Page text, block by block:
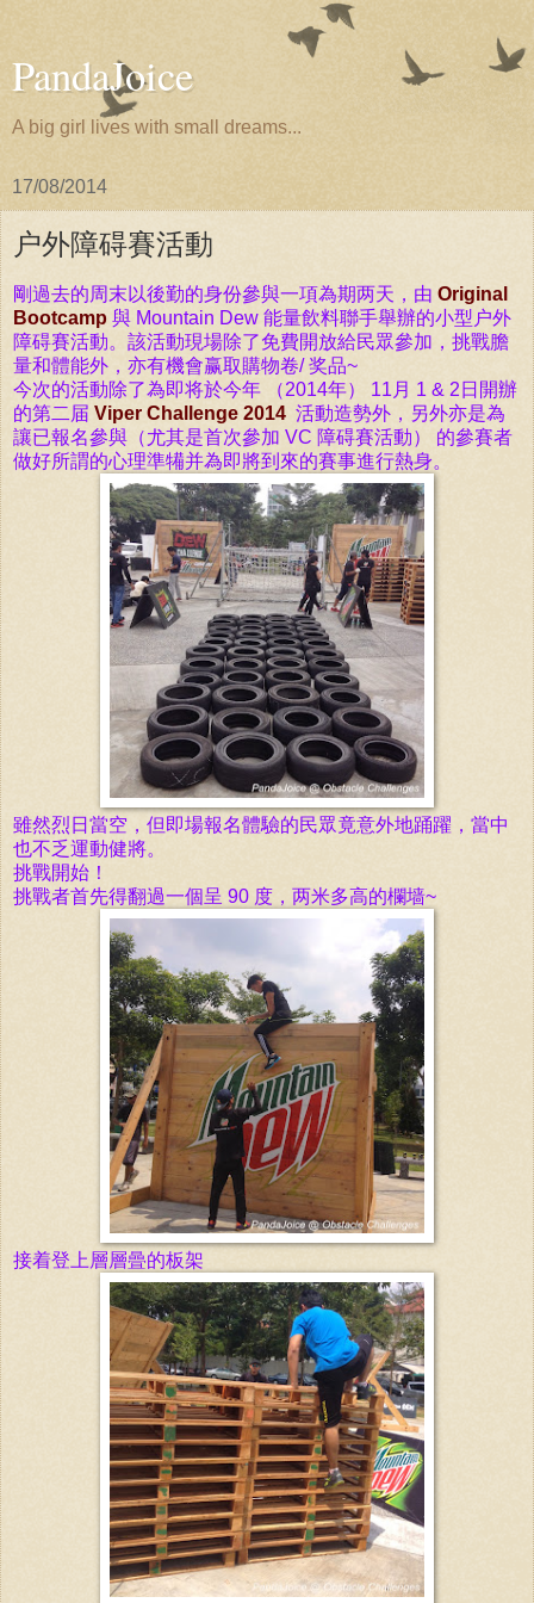
PandaJoice
A big girl lives with small dreams...
17/08/2014
户外障碍賽活動
剛過去的周末以後勤的身份參與一項為期两天， 由 Original
Bootcamp 與 Mountain Dew 能量飲料聯手舉辦的小型户外
障碍賽活動。該活動現場除了免費開放給民眾參加，挑戰膽
量和體能外，亦有機會赢取購物卷/ 奖品~
今次的活動除了為即将於今年 （2014年） 11月 1 & 2日開辦
的第二届 Viper Challenge 2014 活動造勢外，另外亦是為
讓已報名參與 （尤其是首次參加 VC 障碍賽活動） 的參賽者
做好所謂的心理準犕并為即將到來的賽事進行熱身。
雖然烈日當空，但即場報名體驗的民眾竟意外地踊躍，當中
也不乏運動健將。
挑戰開始！
挑戰者首先得翻過一個呈 90 度，两米多高的欄墙~
接着登上層層曡的板架